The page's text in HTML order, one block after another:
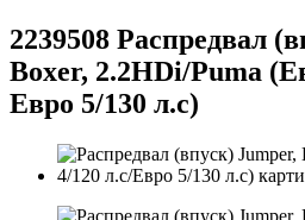
2239508 Распредвал
Boxer, 2.2HDi/Puma
Евро 5/130 л.с)